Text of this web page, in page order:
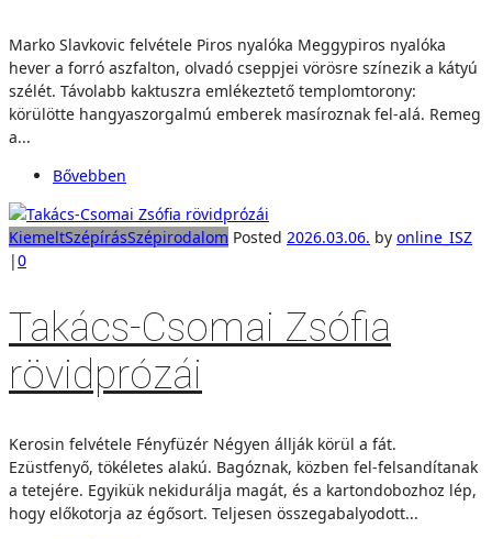
Marko Slavkovic felvétele Piros nyalóka Meggypiros nyalóka
hever a forró aszfalton, olvadó cseppjei vörösre színezik a kátyú
szélét. Távolabb kaktuszra emlékeztető templomtorony:
körülötte hangyaszorgalmú emberek masíroznak fel-alá. Remeg
a...
Bővebben
KiemeltSzépírásSzépirodalom Posted 2026.03.06. by online_ISZ
|0
Takács-Csomai Zsófia
rövidprózái
Kerosin felvétele Fényfüzér Négyen állják körül a fát.
Ezüstfenyő, tökéletes alakú. Bagóznak, közben fel-felsandítanak
a tetejére. Egyikük nekidurálja magát, és a kartondobozhoz lép,
hogy előkotorja az égősort. Teljesen összegabalyodott...